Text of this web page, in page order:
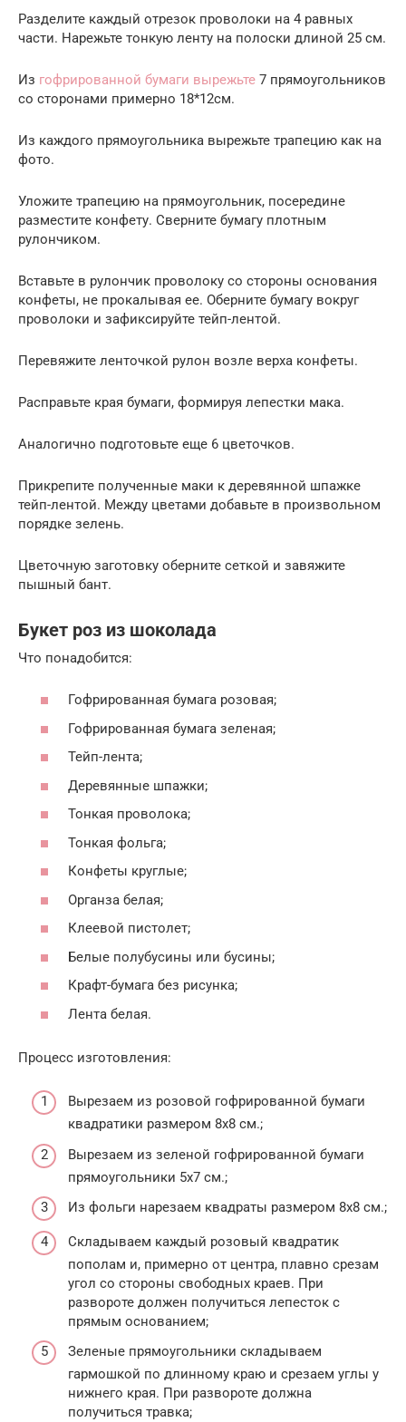
Разделите каждый отрезок проволоки на 4 равных
части. Нарежьте тонкую ленту на полоски длиной 25 см.
Из гофрированной бумаги вырежьте 7 прямоугольников
со сторонами примерно 18*12см.
Из каждого прямоугольника вырежьте трапецию как на
фото.
Уложите трапецию на прямоугольник, посередине
разместите конфету. Сверните бумагу плотным
рулончиком.
Вставьте в рулончик проволоку со стороны основания
конфеты, не прокалывая ее. Оберните бумагу вокруг
проволоки и зафиксируйте тейп-лентой.
Перевяжите ленточкой рулон возле верха конфеты.
Расправьте края бумаги, формируя лепестки мака.
Аналогично подготовьте еще 6 цветочков.
Прикрепите полученные маки к деревянной шпажке
тейп-лентой. Между цветами добавьте в произвольном
порядке зелень.
Цветочную заготовку оберните сеткой и завяжите
пышный бант.
Букет роз из шоколада
Что понадобится:
Гофрированная бумага розовая;
Гофрированная бумага зеленая;
Тейп-лента;
Деревянные шпажки;
Тонкая проволока;
Тонкая фольга;
Конфеты круглые;
Органза белая;
Клеевой пистолет;
Белые полубусины или бусины;
Крафт-бумага без рисунка;
Лента белая.
Процесс изготовления:
Вырезаем из розовой гофрированной бумаги
квадратики размером 8х8 см.;
Вырезаем из зеленой гофрированной бумаги
прямоугольники 5х7 см.;
Из фольги нарезаем квадраты размером 8х8 см.;
Складываем каждый розовый квадратик
пополам и, примерно от центра, плавно срезам
угол со стороны свободных краев. При
развороте должен получиться лепесток с
прямым основанием;
Зеленые прямоугольники складываем
гармошкой по длинному краю и срезаем углы у
нижнего края. При развороте должна
получиться травка;